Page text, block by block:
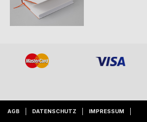
AGB DATENSCHUTZ IMPRESSUM